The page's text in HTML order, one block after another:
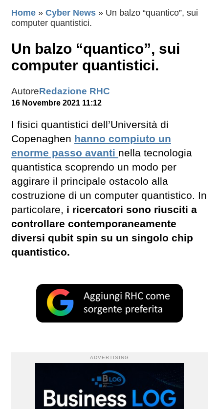
Home » Cyber News » Un balzo “quantico”, sui
computer quantistici.
Un balzo “quantico”, sui
computer quantistici.
AutoreRedazione RHC
16 Novembre 2021 11:12
I fisici quantistici dell’Università di
Copenaghen hanno compiuto un
enorme passo avanti nella tecnologia
quantistica scoprendo un modo per
aggirare il principale ostacolo alla
costruzione di un computer quantistico. In
particolare, i ricercatori sono riusciti a
controllare contemporaneamente
diversi qubit spin su un singolo chip
quantistico.
ADVERTISING